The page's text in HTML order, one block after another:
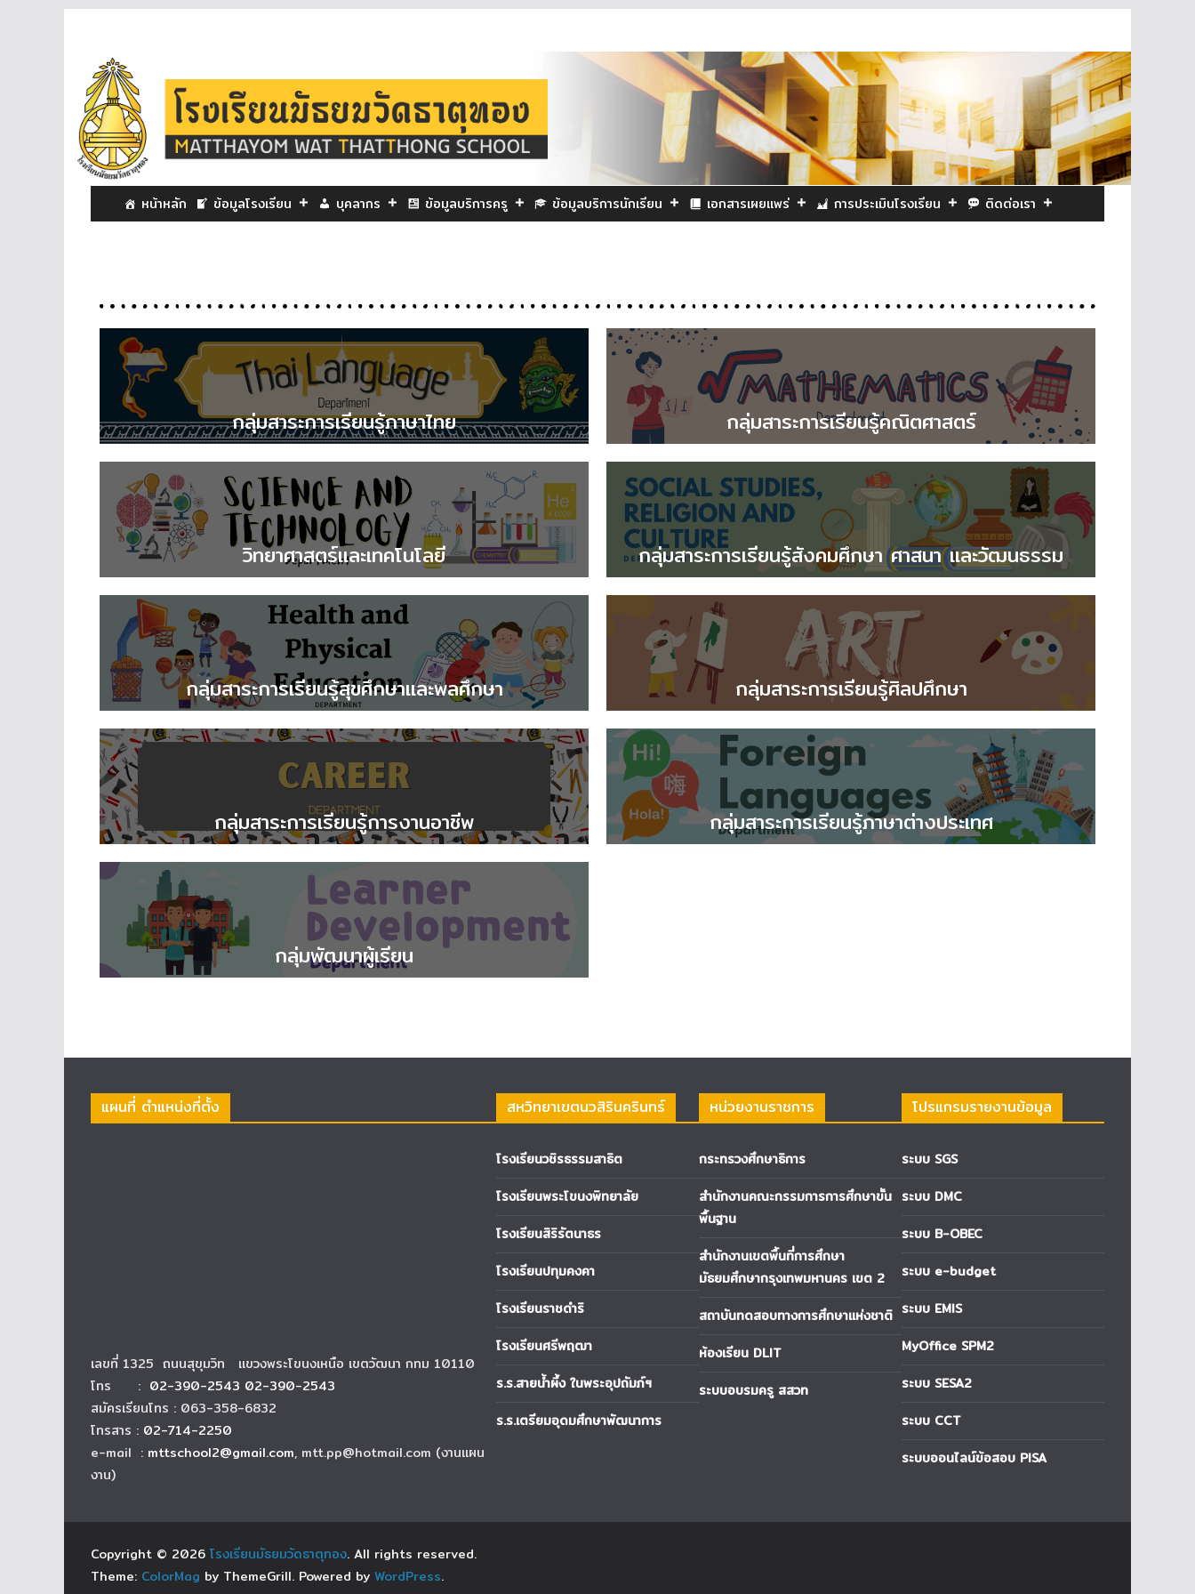
หน้าหลัก ข้อมูลโรงเรียน บุคลากร ข้อมูลบริการครู ข้อมูลบริการนักเรียน เอกสารเผยแพร่ การประเมินโรงเรียน ติดต่อเรา
กลุ่มสาระการเรียนรู้ภาษาไทย กลุ่มสาระการเรียนรู้คณิตศาสตร์
วิทยาศาสตร์และเทคโนโลยี กลุ่มสาระการเรียนรู้สังคมศึกษา ศาสนา และวัฒนธรรม
กลุ่มสาระการเรียนรู้สุขศึกษาและพลศึกษา กลุ่มสาระการเรียนรู้ศิลปศึกษา
กลุ่มสาระการเรียนรู้การงานอาชีพ กลุ่มสาระการเรียนรู้ภาษาต่างประเทศ
กลุ่มพัฒนาผู้เรียน
แผนที่ ตำแหน่งที่ตั้ง
เลขที่ 1325 ถนนสุขุมวิท แขวงพระโขนงเหนือ เขตวัฒนา กทม 10110
โทร : 02-390-2543 02-390-2543
สมัครเรียนโทร : 063-358-6832
โทรสาร : 02-714-2250
e-mail : mttschool2@gmail.com, mtt.pp@hotmail.com (งานแผน
งาน)
สหวิทยาเขตนวสิรินครินทร์
โรงเรียนวชิรธรรมสาธิต
โรงเรียนพระโขนงพิทยาลัย
โรงเรียนสิริรัตนาธร
โรงเรียนปทุมคงคา
โรงเรียนราชดำริ
โรงเรียนศรีพฤฒา
ร.ร.สายน้ำผึ้ง ในพระอุปถัมภ์ฯ
ร.ร.เตรียมอุดมศึกษาพัฒนาการ
หน่วยงานราชการ
กระทรวงศึกษาธิการ
สำนักงานคณะกรรมการการศึกษาขั้น
พื้นฐาน
สำนักงานเขตพื้นที่การศึกษา
มัธยมศึกษากรุงเทพมหานคร เขต 2
สถาบันทดสอบทางการศึกษาแห่งชาติ
ห้องเรียน DLIT
ระบบอบรมครู สสวท
โปรแกรมรายงานข้อมูล
ระบบ SGS
ระบบ DMC
ระบบ B-OBEC
ระบบ e-budget
ระบบ EMIS
MyOffice SPM2
ระบบ SESA2
ระบบ CCT
ระบบออนไลน์ข้อสอบ PISA
Copyright © 2026 โรงเรียนมัธยมวัดธาตุทอง. All rights reserved.
Theme: ColorMag by ThemeGrill. Powered by WordPress.